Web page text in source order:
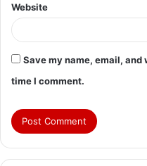
Website
Save my name, email,
time I comment.